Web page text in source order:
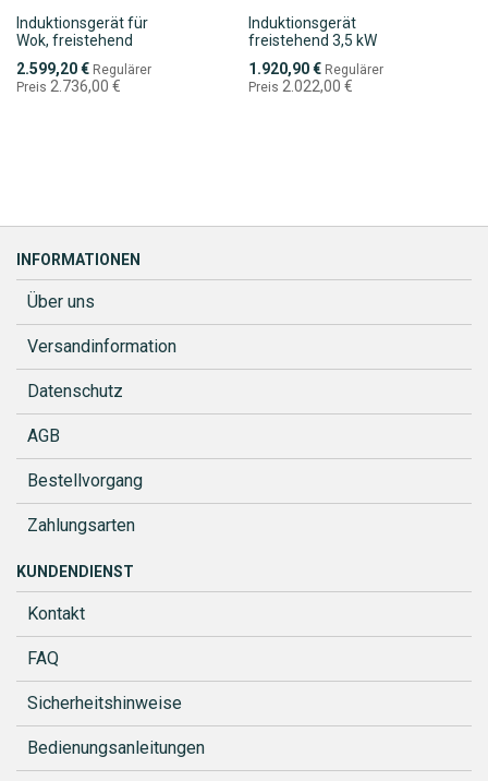
Induktionsgerät für
Wok, freistehend
Sonderpreis
2.599,20 € Regulärer
Preis 2.736,00 €
Induktionsgerät
freistehend 3,5 kW
Sonderpreis
1.920,90 € Regulärer
Preis 2.022,00 €
INFORMATIONEN
Über uns
Versandinformation
Datenschutz
AGB
Bestellvorgang
Zahlungsarten
KUNDENDIENST
Kontakt
FAQ
Sicherheitshinweise
Bedienungsanleitungen